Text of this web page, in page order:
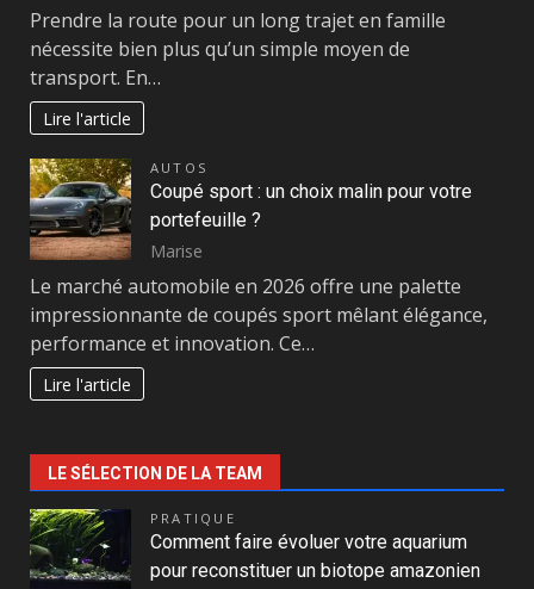
Prendre la route pour un long trajet en famille
nécessite bien plus qu’un simple moyen de
transport. En…
Lire l'article
AUTOS
Coupé sport : un choix malin pour votre
portefeuille ?
Marise
Le marché automobile en 2026 offre une palette
impressionnante de coupés sport mêlant élégance,
performance et innovation. Ce…
Lire l'article
LE SÉLECTION DE LA TEAM
PRATIQUE
Comment faire évoluer votre aquarium
pour reconstituer un biotope amazonien